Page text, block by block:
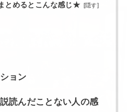
とめるとこんな感じ★ [隠す]
ョン
読んだことない人の感